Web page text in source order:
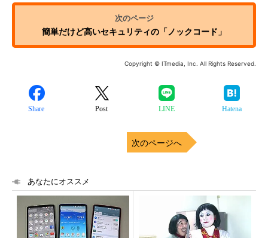
簡単だけど高いセキュリティの「ノックコード」
Copyright © ITmedia, Inc. All Rights Reserved.
Share Post LINE Hatena
次のページへ
あなたにオススメ